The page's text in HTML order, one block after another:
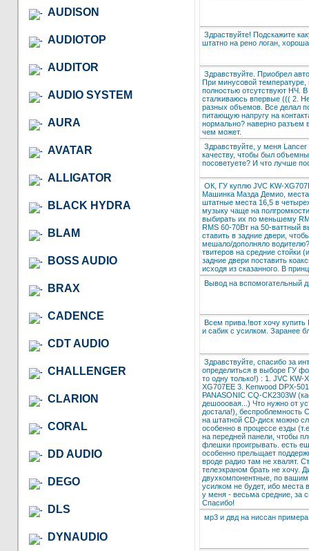
AUDISON
AUDIOTOP
AUDITOR
AUDIO SYSTEM
AURA
AVATAR
ALLIGATOR
BLACK HYDRA
BLAM
BOSS AUDIO
BRAX
CADENCE
CDT AUDIO
CHALLENGER
CLARION
CORAL
DD AUDIO
DEGO
DLS
DYNAUDIO
Здраствуйте! Подскажите
штатно на рено логан,
Здравствуйте. Приобрел
При минусовой температуре,
полностью отсутствуют НЧ.
сталкиваюсь впервые ((( 2.
разных объемов. Все делал
питающую напругу на
нормально? наверно разъем
чем может.
Здравствуйте, у меня
качеству, чтобы был
посоветуете? И что лучше
ОК, ГУ куплю JVC KW-
Машинка Мазда Демио, места
штатные места 16,5 в
музыку чаще на
выбирать их по меньшему
RMS 60-70Вт на 50-ваттный
ставить в задние двери,
мешало/дополняло
твитеров на средние стойки
задние двери поставить
исходя из сказанного. В
Вывод на вспомогательный
Всем прива.!вот хочу купить
и сабик с усилком. Заранее
Здравствуйте, спасибо за
определиться в выборе ГУ
то одну только!) : 1. JVC KW-
XG707EE 3. Kenwood DPX-
PANASONIC CQ-CK2303W
дешооовая...) Что нужно от
достала!), беспроблемность
на штатной CD-диск можно
особенно в процессе езды
на передней панели, чтобы
флешки проигрывать. есть
особенно прельщает
вроде радио там не хвалят.
телеэкраном брать не хочу.
двухкомпонентные, по вашим
усилком не будет, ибо места
у меня - весьма средние, за
Спасибо!
мр3 и двд на ниссан